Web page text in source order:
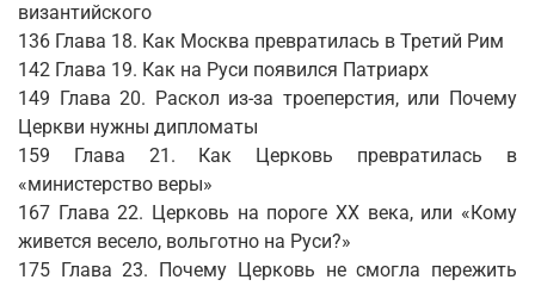
византийского
136 Глава 18. Как Москва превратилась в Третий Рим
142 Глава 19. Как на Руси появился Патриарх
149 Глава 20. Раскол из-за троеперстия, или Почему
Церкви нужны дипломаты
159 Глава 21. Как Церковь превратилась в
«министерство веры»
167 Глава 22. Церковь на пороге XX века, или «Кому
живется весело, вольготно на Руси?»
175 Глава 23. Почему Церковь не смогла пережить